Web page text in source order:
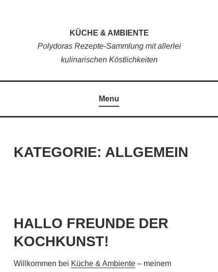
KÜCHE & AMBIENTE
Polydoras Rezepte-Sammlung mit allerlei
kulinarischen Köstlichkeiten
Menu
KATEGORIE: ALLGEMEIN
HALLO FREUNDE DER
KOCHKUNST!
Willkommen bei Küche & Ambiente – meinem